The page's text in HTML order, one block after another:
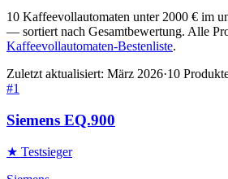
10 Kaffeevollautomaten unter 2000 € im
— sortiert nach Gesamtbewertung. Alle
Kaffeevollautomaten-Bestenliste.
Zuletzt aktualisiert: März 2026·10
#1
Siemens EQ.900
★ Testsieger